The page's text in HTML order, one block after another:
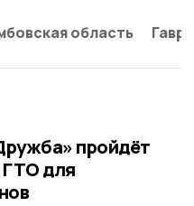
область
пройдёт
для